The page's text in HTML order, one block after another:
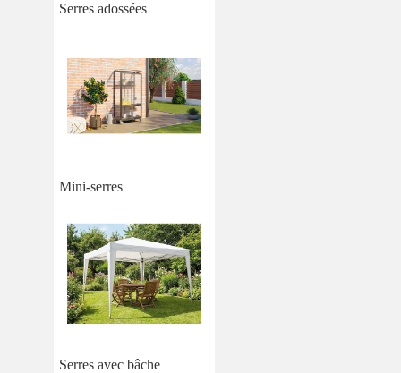
Serres adossées
Mini-serres
Serres avec bâche